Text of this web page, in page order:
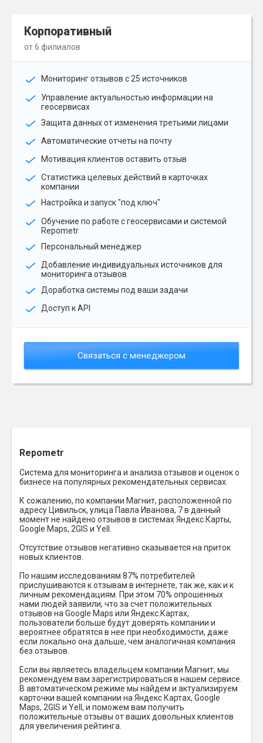
Корпоративный
от 6 филиалов
Мониторинг отзывов с 25 источников
Управление актуальностью информации на
геосервисах
Защита данных от изменения третьими лицами
Автоматические отчеты на почту
Мотивация клиентов оставить отзыв
Статистика целевых действий в карточках
компании
Настройка и запуск "под ключ"
Обучение по работе с геосервисами и системой
Repometr
Персональный менеджер
Добавление индивидуальных источников для
мониторинга отзывов
Доработка системы под ваши задачи
Доступ к API
Связаться с менеджером
Repometr
Система для мониторинга и анализа отзывов и оценок о
бизнесе на популярных рекомендательных сервисах.
К сожалению, по компании Магнит, расположенной по
адресу Цивильск, улица Павла Иванова, 7 в данный
момент не найдено отзывов в системах Яндекс.Карты,
Google Maps, 2GIS и Yell.
Отсутствие отзывов негативно сказывается на приток
новых клиентов.
По нашим исследованиям 87% потребителей
прислушиваются к отзывам в интернете, так же, как и к
личным рекомендациям. При этом 70% опрошенных
нами людей заявили, что за счет положительных
отзывов на Google Maps или Яндекс.Картах,
пользователи больше будут доверять компании и
вероятнее обратятся в нее при необходимости, даже
если локально она дальше, чем аналогичная компания
без отзывов.
Если вы являетесь владельцем компании Магнит, мы
рекомендуем вам зарегистрироваться в нашем сервисе.
В автоматическом режиме мы найдем и актуализируем
карточки вашей компании на Яндекс Картах, Google
Maps, 2GIS и Yell, и поможем вам получить
положительные отзывы от ваших довольных клиентов
для увеличения рейтинга.